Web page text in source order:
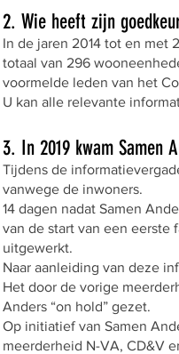
2. Wie heeft zijn
In de jaren 2014 tot en met
totaal van 296
voormelde leden van het
U kan alle relevante
3. In 2019 kwam Samen
Tijdens de
vanwege de inwoners.
14 dagen nadat Samen
van de start van een eerste
uitgewerkt.
Naar aanleiding van deze
Het door de vorige
Anders “on hold” gezet.
Op initiatief van Samen
meerderheid N-VA, CD&V